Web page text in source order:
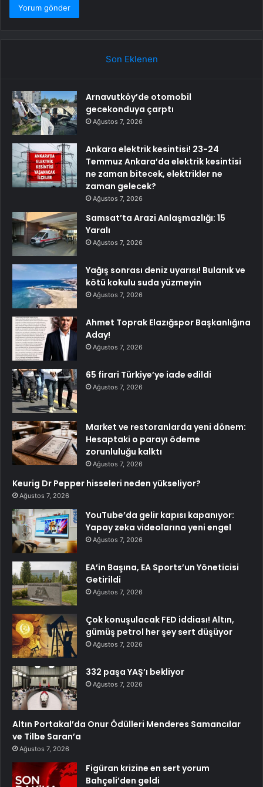
Son Eklenen
Arnavutköy’de otomobil
gecekonduya çarptı
Ağustos 7, 2026
Ankara elektrik kesintisi! 23-24
Temmuz Ankara’da elektrik kesintisi
ne zaman bitecek, elektrikler ne
zaman gelecek?
Ağustos 7, 2026
Samsat’ta Arazi Anlaşmazlığı: 15
Yaralı
Ağustos 7, 2026
Yağış sonrası deniz uyarısı! Bulanık ve
kötü kokulu suda yüzmeyin
Ağustos 7, 2026
Ahmet Toprak Elazığspor Başkanlığına
Aday!
Ağustos 7, 2026
65 firari Türkiye’ye iade edildi
Ağustos 7, 2026
Market ve restoranlarda yeni dönem:
Hesaptaki o parayı ödeme
zorunluluğu kalktı
Ağustos 7, 2026
Keurig Dr Pepper hisseleri neden yükseliyor?
Ağustos 7, 2026
YouTube’da gelir kapısı kapanıyor:
Yapay zeka videolarına yeni engel
Ağustos 7, 2026
EA’in Başına, EA Sports’un Yöneticisi
Getirildi
Ağustos 7, 2026
Çok konuşulacak FED iddiası! Altın,
gümüş petrol her şey sert düşüyor
Ağustos 7, 2026
332 paşa YAŞ’ı bekliyor
Ağustos 7, 2026
Altın Portakal’da Onur Ödülleri Menderes Samancılar
ve Tilbe Saran’a
Ağustos 7, 2026
Figüran krizine en sert yorum
Bahçeli’den geldi